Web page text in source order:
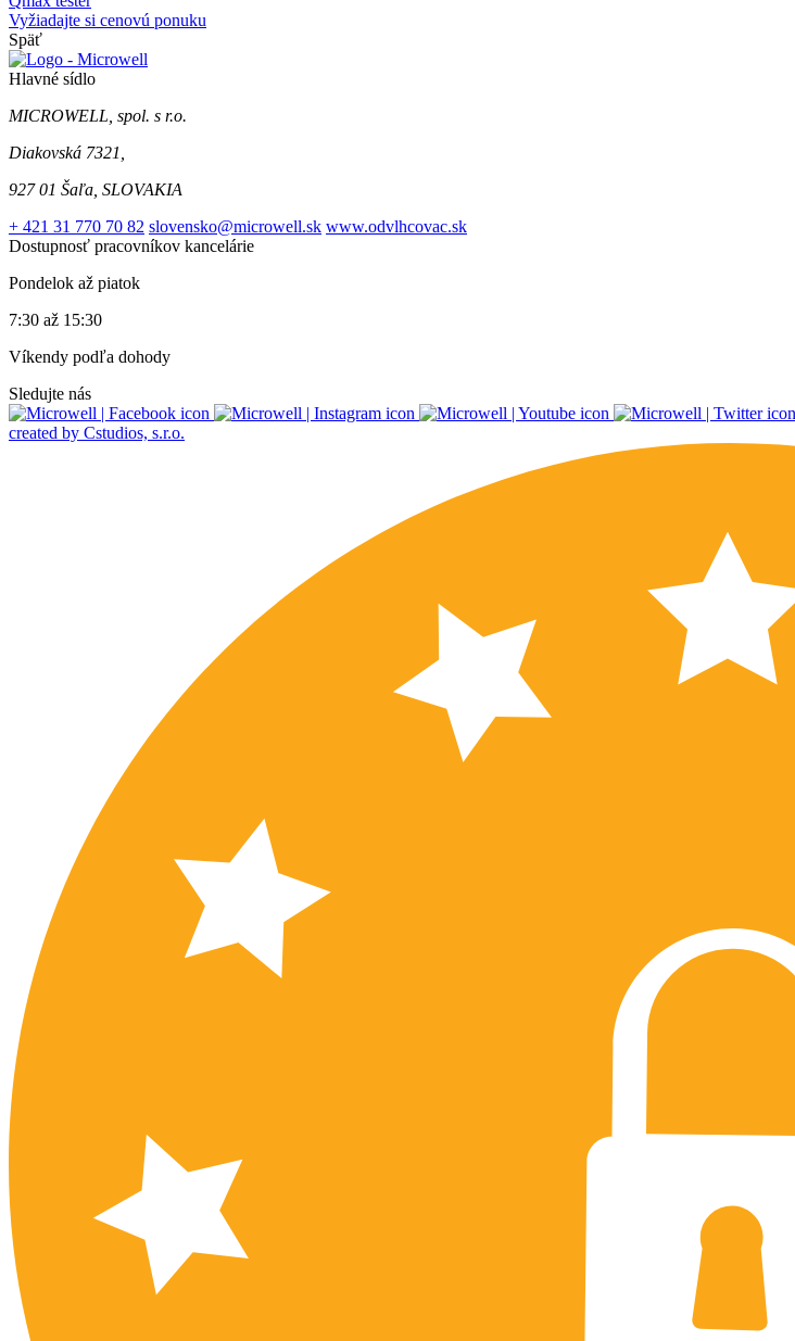
Vyžiadajte si cenovú ponuku
Späť
Hlavné sídlo
MICROWELL, spol. s r.o.
Diakovská 7321,
927 01 Šaľa, SLOVAKIA
+ 421 31 770 70 82 slovensko@microwell.sk www.odvlhcovac.sk
Dostupnosť pracovníkov kancelárie
Pondelok až piatok
7:30 až 15:30
Víkendy podľa dohody
Sledujte nás
created by Cstudios, s.r.o.